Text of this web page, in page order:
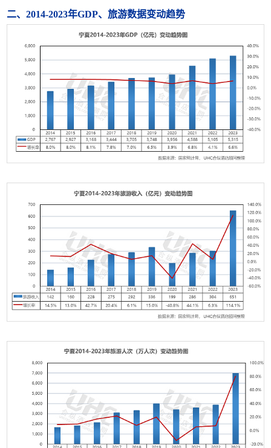
二、2014-2023年GDP、旅游数据变动趋势